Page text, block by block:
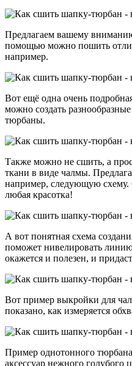
Предлагаем вашему
помощью можно пошить
например.
Вот ещё одна очень
можно создать
тюрбаны.
Также можно не сшить, а
ткани в виде чалмы.
например, следующую схему.
любая красотка!
А вот понятная схема
поможет нивелировать
окажется и полезен, и
Вот пример выкройки для
показано, как измеряется
Пример однотонного
аксессуар нежного голубого